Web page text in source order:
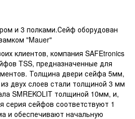
и 3 полками.Сейф оборудован
"Mauer"
клиентов, компания SAFEtronics
TSS, предназначенные для
Толщина двери сейфа 5мм,
двух слоев стали толщиной 3 мм
SMREKOLIT толщиной 10мм, и,
серия сейфов соответствуют 1
и обеспечивают начальную